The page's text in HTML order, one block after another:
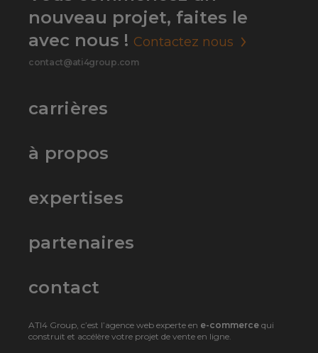
nouveau projet, faites le
avec nous ! Contactez nous
contact@ati4group.com
carrières
à propos
expertises
partenaires
contact
ATI4 Group, c’est l’agence web experte en e-commerce qui
construit et accélère votre projet de vente en ligne.